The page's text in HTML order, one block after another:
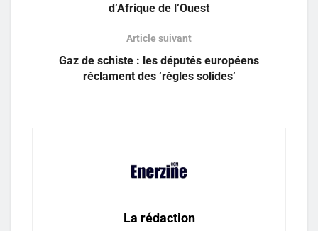
d’Afrique de l’Ouest
Article suivant
Gaz de schiste : les députés européens
réclament des ‘règles solides’
La rédaction